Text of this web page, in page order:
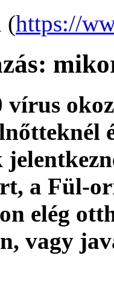
(https://
a Fül-
elég
vagy